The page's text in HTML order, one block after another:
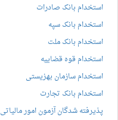
استخدام بانک صادرات
استخدام بانک سپه
استخدام بانک ملت
استخدام قوه قضاییه
استخدام سازمان بهزیستی
استخدام بانک تجارت
پذیرفته شدگان آزمون امور مالیاتی